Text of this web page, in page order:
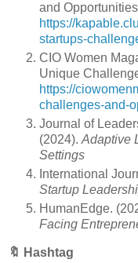
and
https://
startups-
CIO Women
Unique
https://
challenges-and-
Journal of
(2024). Adaptive
Settings
International
Startup
HumanEdge.
Facing
🔖 Hashtag